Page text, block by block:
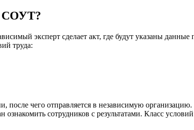
СОУТ?
эксперт сделает акт, где будут указаны
труда:
после чего отправляется в независимую
ознакомить сотрудников с результатами. Класс